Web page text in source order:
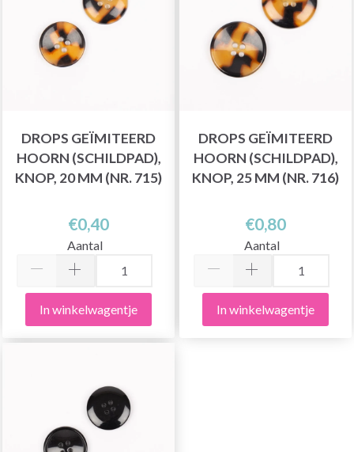
DROPS GEÏMITEERD
HOORN (SCHILDPAD),
KNOP, 20 MM (NR. 715)
€0,40
Aantal
In winkelwagentje
DROPS GEÏMITEERD
HOORN (SCHILDPAD),
KNOP, 25 MM (NR. 716)
€0,80
Aantal
In winkelwagentje